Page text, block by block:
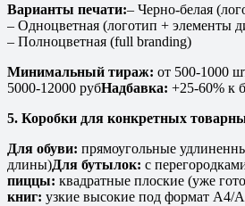
Варианты печати:– Черно-белая
– Одноцветная (логотип + элементы
– Полноцветная (full branding)
Минимальный тираж: от 500-1000
5000-12000 рубНадбавка: +25-60% к
5. Коробки для конкретных
Для обуви: прямоугольные
длины)Для бутылок: с
пиццы: квадратные плоские (уже
книг: узкие высокие под формат А4/